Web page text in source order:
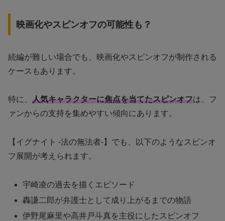
映画化やスピンオフの可能性も？
続編が難しい場合でも、映画化やスピンオフが制作される
ケースもあります。
特に、 人気キャラクターに焦点を当てたスピンオフは、フ
ァンからの支持を集めやすい傾向にあります。
【イグナイト -法の無法者-】でも、以下のようなスピンオ
フ展開が考えられます。
宇崎凌の過去を描くエピソード
轟謙二郎が弁護士として成り上がるまでの物語
伊野尾麻里や高井戸斗真を主役にしたスピンオフ